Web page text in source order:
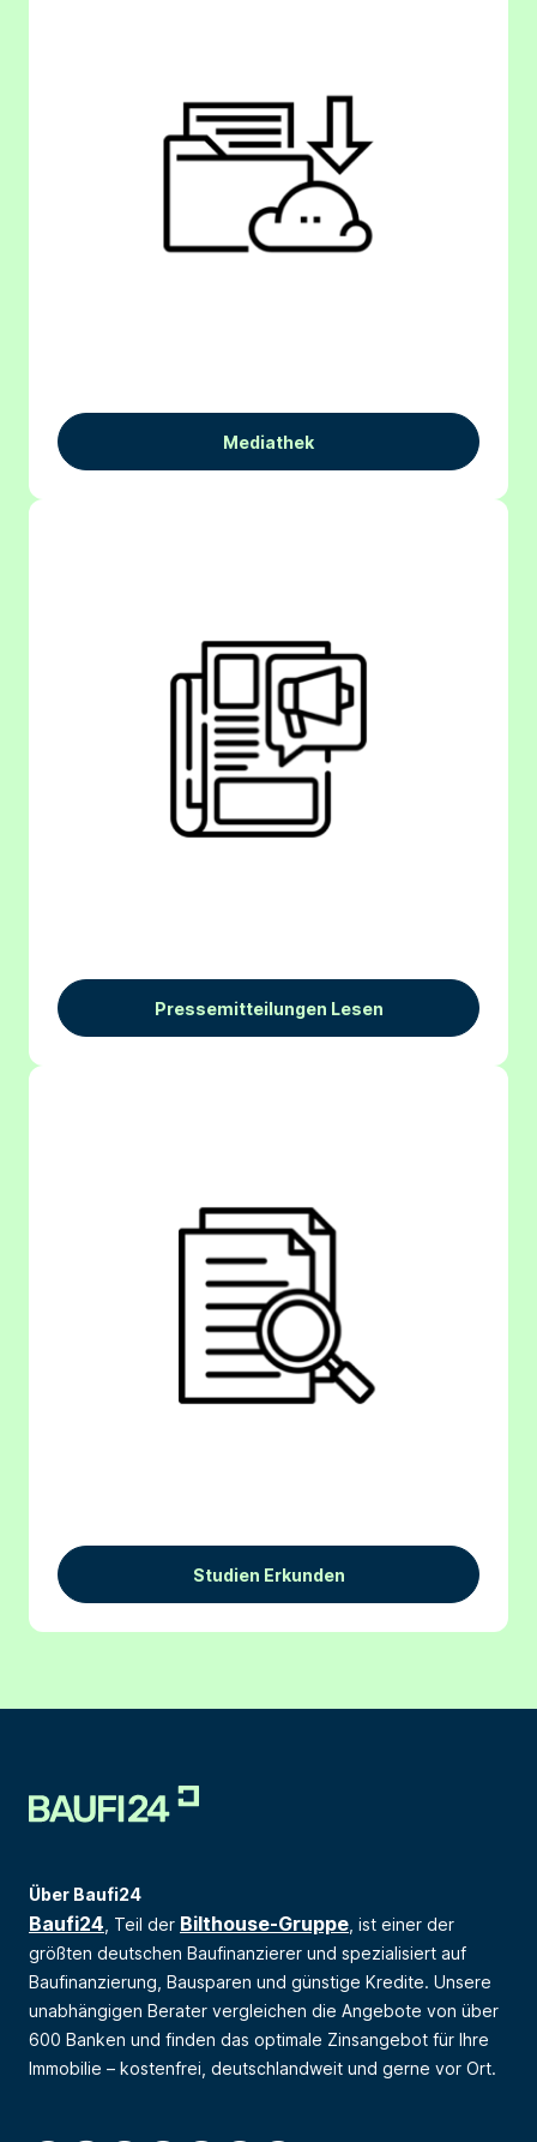
Mediathek
Pressemitteilungen Lesen
Studien Erkunden
Über Baufi24
Baufi24 , Teil der Bilthouse-Gruppe , ist einer der
größten deutschen Baufinanzierer und spezialisiert auf
Baufinanzierung, Bausparen und günstige Kredite. Unsere
unabhängigen Berater vergleichen die Angebote von über
600 Banken und finden das optimale Zinsangebot für Ihre
Immobilie – kostenfrei, deutschlandweit und gerne vor Ort.